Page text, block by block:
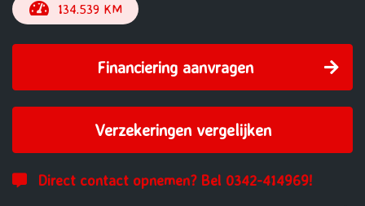
134.539 KM
Financiering aanvragen
Verzekeringen vergelijken
Direct contact opnemen? Bel 0342-414969!